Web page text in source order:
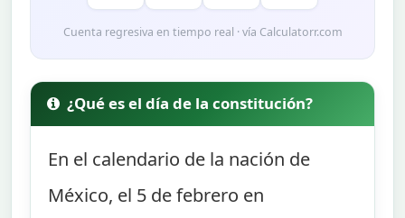
Cuenta regresiva en tiempo real · vía Calculatorr.com
¿Qué es el día de la constitución?
En el calendario de la nación de
México, el 5 de febrero en